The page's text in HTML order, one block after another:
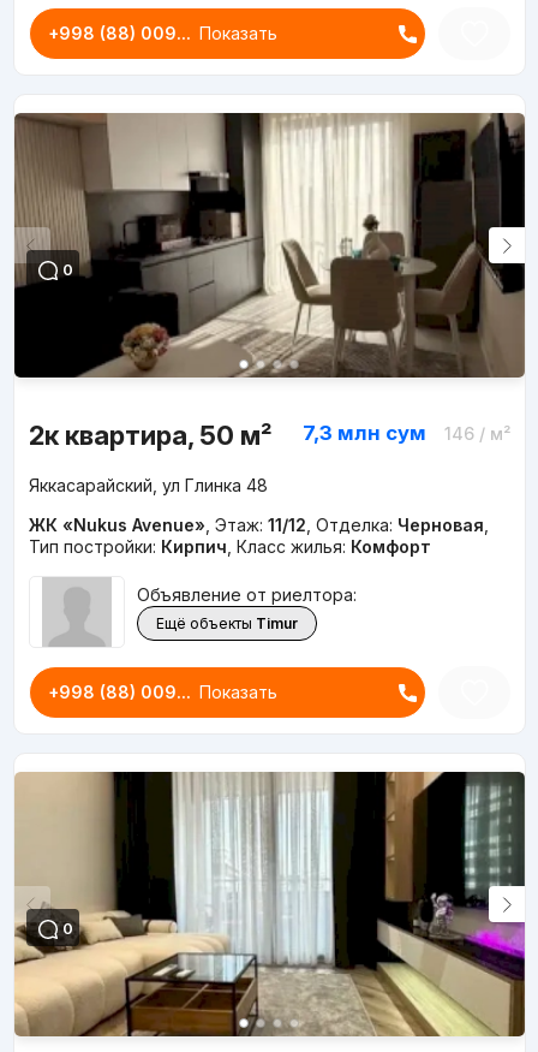
+998 (88) 009... Показать
0
2к квартира, 50 м² 7,3 млн сум 146/ м²
Яккасарайский, ул Глинка 48
ЖК «Nukus Avenue» Этаж: 11/12 Отделка: Черновая
Тип постройки: Кирпич Класс жилья: Комфорт
Объявление от риелтора:
Ещё объекты Timur
+998 (88) 009... Показать
0